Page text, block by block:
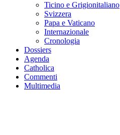
Ticino e Grigionitaliano
Svizzera
Papa e Vaticano
Internazionale
Cronologia
Dossiers
Agenda
Catholica
Commenti
Multimedia